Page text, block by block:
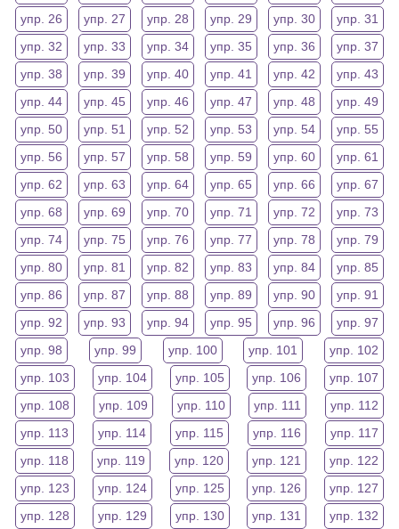
упр. 26
упр. 27 упр. 28 упр. 29 упр. 30
упр. 31
упр. 32
упр. 33 упр. 34 упр. 35 упр. 36
упр. 37
упр. 38
упр. 39 упр. 40 упр. 41 упр. 42
упр. 43
упр. 44
упр. 45 упр. 46 упр. 47 упр. 48
упр. 49
упр. 50
упр. 51 упр. 52 упр. 53 упр. 54
упр. 55
упр. 56
упр. 57 упр. 58 упр. 59 упр. 60
упр. 61
упр. 62
упр. 63 упр. 64 упр. 65 упр. 66
упр. 67
упр. 68
упр. 69 упр. 70 упр. 71 упр. 72
упр. 73
упр. 74
упр. 75 упр. 76 упр. 77 упр. 78
упр. 79
упр. 80
упр. 81 упр. 82 упр. 83 упр. 84
упр. 85
упр. 86
упр. 87 упр. 88 упр. 89 упр. 90
упр. 91
упр. 92
упр. 93 упр. 94 упр. 95 упр. 96
упр. 97
упр. 98
упр. 99 упр. 100 упр. 101
упр. 102
упр. 103
упр. 104 упр. 105 упр. 106
упр. 107
упр. 108
упр. 109 упр. 110 упр. 111
упр. 112
упр. 113
упр. 114 упр. 115 упр. 116
упр. 117
упр. 118
упр. 119 упр. 120 упр. 121
упр. 122
упр. 123
упр. 124 упр. 125 упр. 126
упр. 127
упр. 128
упр. 129 упр. 130 упр. 131
упр. 132